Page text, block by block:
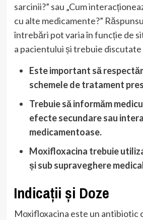
sarcinii?” sau „Cum
cu alte medicamente?”
întrebări pot varia în funcție de
a pacientului și trebuie discutate
Este important să
schemele de tratament
Trebuie să informăm
efecte secundare sau
medicamentoase.
Moxifloxacina trebuie
și sub supraveghere
Indicații și Doze
Moxifloxacina este un antibiotic